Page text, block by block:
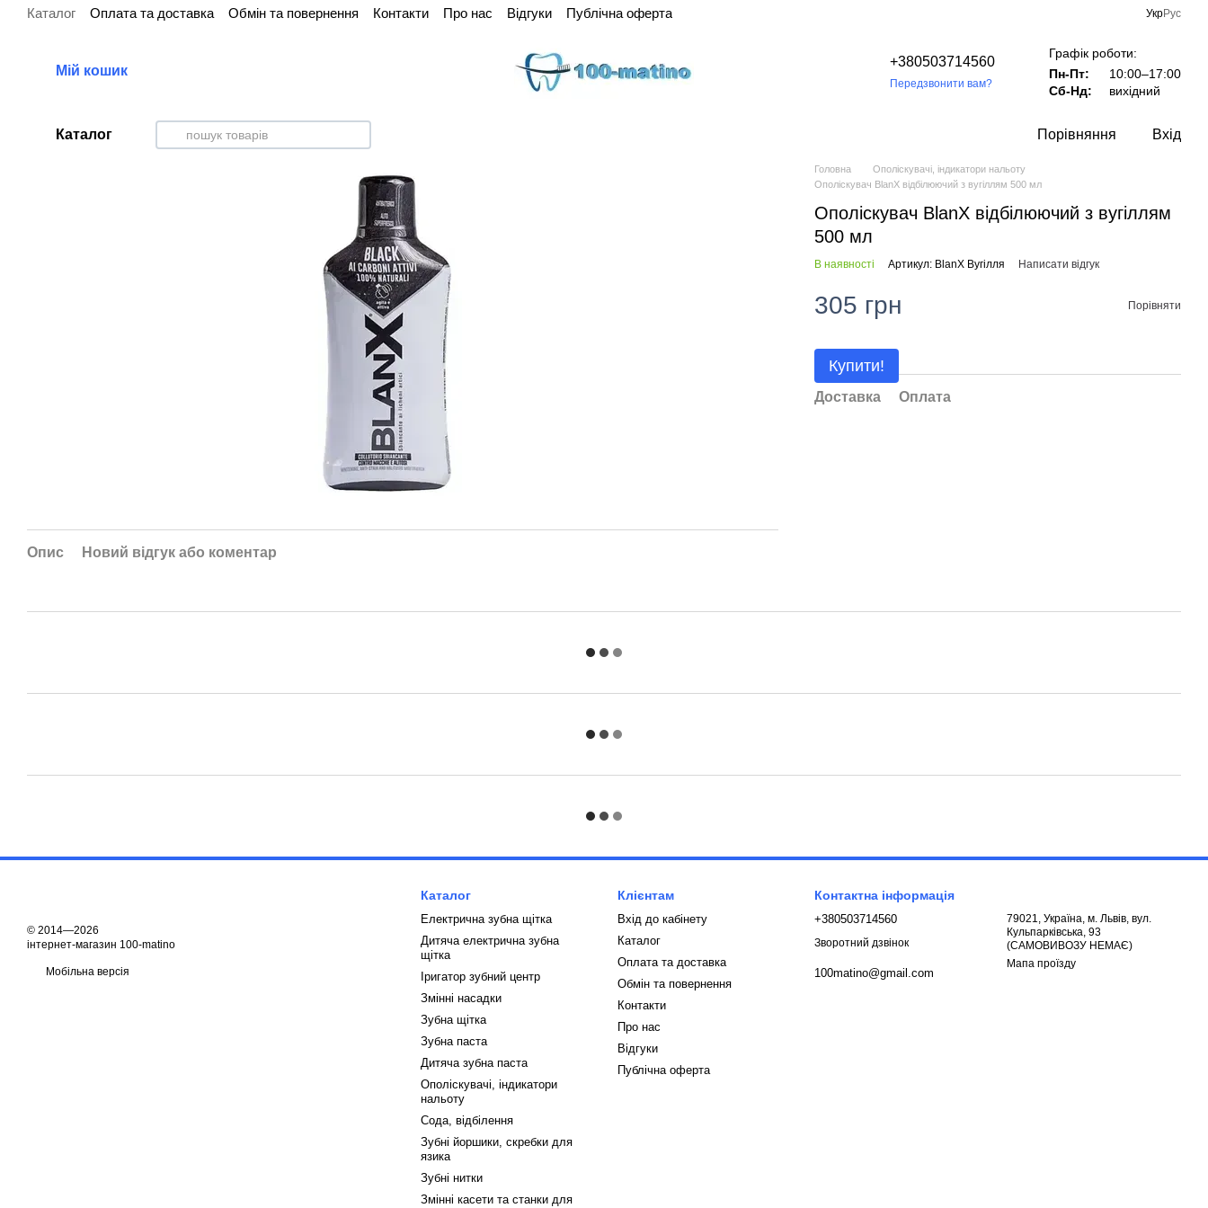
Перейти до основного контенту
Каталог Оплата та доставка Обмін та повернення Контакти Про нас Відгуки Публічна оферта УкрРус
Мій кошик
+380503714560
Передзвонити вам?
Графік роботи:
Пн-Пт:
10:00–17:00
Сб-Нд:
вихідний
Каталог Порівняння Вхід
Опис Новий відгук або коментар
Головна
Ополіскувачі, індикатори нальоту
Ополіскувач BlanX відбілюючий з вугіллям 500 мл
Ополіскувач BlanX відбілюючий з вугіллям
500 мл
В наявності Артикул: BlanX Вугілля Написати відгук
305 грн Порівняти
Купити!
Доставка Оплата
© 2014—2026
інтернет-магазин 100-matino
Мобільна версія
Каталог
Електрична зубна щітка
Дитяча електрична зубна
щітка
Іригатор зубний центр
Змінні насадки
Зубна щітка
Зубна паста
Дитяча зубна паста
Ополіскувачі, індикатори
нальоту
Сода, відбілення
Зубні йоршики, скребки для
язика
Зубні нитки
Змінні касети та станки для
Клієнтам
Вхід до кабінету
Каталог
Оплата та доставка
Обмін та повернення
Контакти
Про нас
Відгуки
Публічна оферта
Контактна інформація
+380503714560
Зворотний дзвінок
100matino@gmail.com
79021, Україна, м. Львів, вул.
Кульпарківська, 93
(САМОВИВОЗУ НЕМАЄ)
Мапа проїзду